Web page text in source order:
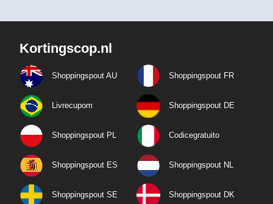
Kortingscop.nl
Shoppingspout AU Shoppingspout FR
Livrecupom Shoppingspout DE
Shoppingspout PL Codicegratuito
Shoppingspout ES Shoppingspout NL
Shoppingspout SE Shoppingspout DK